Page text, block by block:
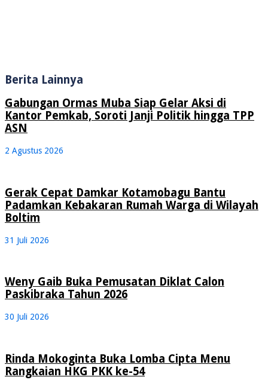
Berita Lainnya
Gabungan Ormas Muba Siap Gelar Aksi di
Kantor Pemkab, Soroti Janji Politik hingga TPP
ASN
2 Agustus 2026
Gerak Cepat Damkar Kotamobagu Bantu
Padamkan Kebakaran Rumah Warga di Wilayah
Boltim
31 Juli 2026
Weny Gaib Buka Pemusatan Diklat Calon
Paskibraka Tahun 2026
30 Juli 2026
Rinda Mokoginta Buka Lomba Cipta Menu
Rangkaian HKG PKK ke-54